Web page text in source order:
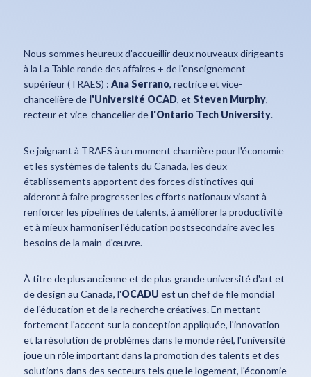
Nous sommes heureux d'accueillir deux nouveaux dirigeants
à la La Table ronde des affaires + de l'enseignement
supérieur (TRAES) :Ana Serrano, rectrice et vice-
chancelière de l'Université OCAD, etSteven Murphy,
recteur et vice-chancelier de l'Ontario Tech University.
Se joignant à TRAES à un moment charnière pour l'économie
et les systèmes de talents du Canada, les deux
établissements apportent des forces distinctives qui
aideront à faire progresser les efforts nationaux visant à
renforcer les pipelines de talents, à améliorer la productivité
et à mieux harmoniser l'éducation postsecondaire avec les
besoins de la main-d'œuvre.
À titre de plus ancienne et de plus grande université d'art et
de design au Canada, l'OCADU est un chef de file mondial
de l'éducation et de la recherche créatives. En mettant
fortement l'accent sur la conception appliquée, l'innovation
et la résolution de problèmes dans le monde réel, l'université
joue un rôle important dans la promotion des talents et des
solutions dans des secteurs tels que le logement, l'économie